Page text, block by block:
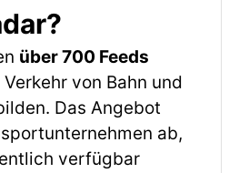
über 700 Feeds
von Bahn und
Das Angebot
ab,
verfügbar